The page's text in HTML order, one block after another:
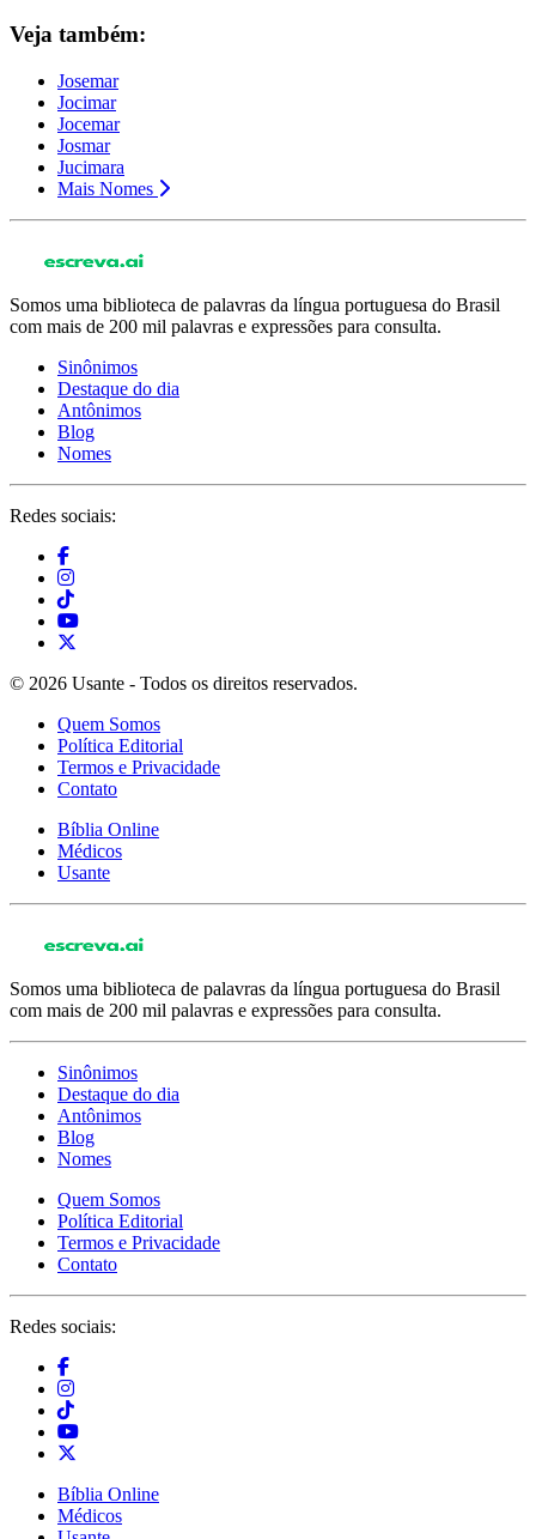
Veja também:
Josemar
Jocimar
Jocemar
Josmar
Jucimara
Mais Nomes
Somos uma biblioteca de palavras da língua portuguesa do Brasil
com mais de 200 mil palavras e expressões para consulta.
Sinônimos
Destaque do dia
Antônimos
Blog
Nomes
Redes sociais:
© 2026 Usante - Todos os direitos reservados.
Quem Somos
Política Editorial
Termos e Privacidade
Contato
Bíblia Online
Médicos
Usante
Somos uma biblioteca de palavras da língua portuguesa do Brasil
com mais de 200 mil palavras e expressões para consulta.
Sinônimos
Destaque do dia
Antônimos
Blog
Nomes
Quem Somos
Política Editorial
Termos e Privacidade
Contato
Redes sociais:
Bíblia Online
Médicos